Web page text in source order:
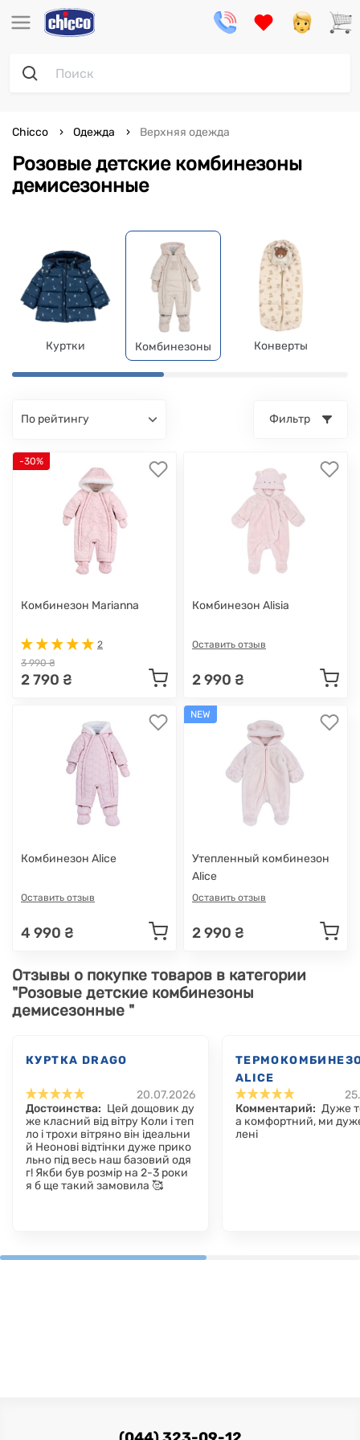
Розовые детские комбинезоны
демисезонные
Chicco Одежда Верхняя одежда
Куртки Комбинезоны Конверты
по рейтингу Фильтр
-30%
Комбинезон Marianna
2
3 990 ₴
2 790 ₴
Комбинезон Alisia
Оставить отзыв
2 990 ₴
Комбинезон Alice
Оставить отзыв
4 990 ₴
NEW
Утепленный комбинезон
Alice
Оставить отзыв
2 990 ₴
Отзывы о покупке товаров в категории
"Розовые детские комбинезоны
демисезонные "
КУРТКА DRAGO
20.07.2026
Достоинства: Цей дощовик ду
же класний від вітру Коли і теп
ло і трохи вітряно він ідеальни
й Неонові відтінки дуже прико
льно під весь наш базовий одя
г! Якби був розмір на 2-3 роки
я б ще такий замовила 🥰
ALICE
Комментарий: Дуже
а комфортний, ми
лені